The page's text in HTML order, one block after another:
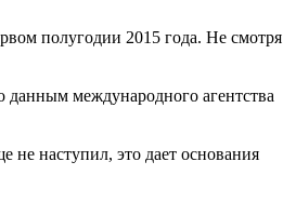
полугодии 2015 года. Не смотря
данным международного агентства
не наступил, это дает основания